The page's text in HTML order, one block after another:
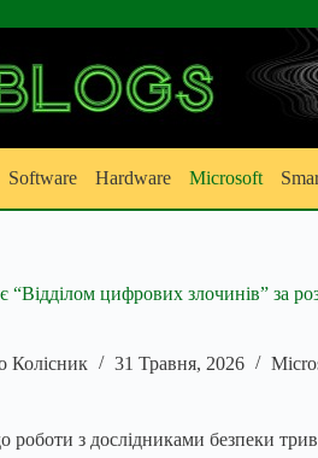
Software Hardware Microsoft
цифрових злочинів” за
Колісник 31 Травня, 2026
роботи з дослідниками безпеки